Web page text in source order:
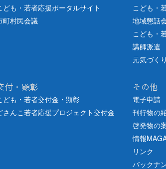
ども・若者応援ポータルサイト
町村民会議
こども・
地域懇話
こども・
講師派遣
元気づく
付・顕彰
ども・若者交付金・顕彰
さんこ若者応援プロジェクト交付金
その他
電子申請
刊行物の
啓発物の
情報
リンク
バックナ